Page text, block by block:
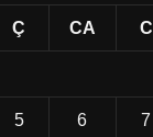
Ç CA C
5 6 7